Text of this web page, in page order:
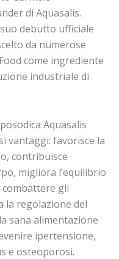
di Aquasalis.
debutto ufficiale
da numerose
come ingrediente
industriale di
Aquasalis
vantaggi: favorisce la
contribuisce
migliora l’equilibrio
combattere gli
la regolazione del
sana alimentazione
ipertensione,
e osteoporosi.